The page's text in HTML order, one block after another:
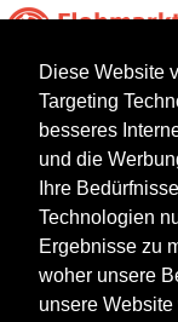
Diese Website
Targeting
besseres
und die
Ihre
Technologien
Ergebnisse zu
woher unsere
unsere